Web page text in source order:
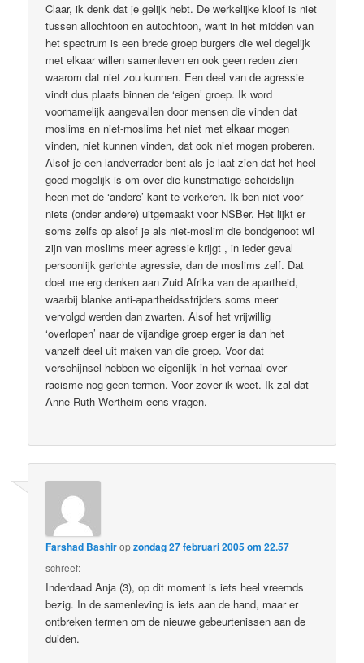
Claar, ik denk dat je gelijk hebt. De werkelijke kloof is niet
tussen allochtoon en autochtoon, want in het midden van
het spectrum is een brede groep burgers die wel degelijk
met elkaar willen samenleven en ook geen reden zien
waarom dat niet zou kunnen. Een deel van de agressie
vindt dus plaats binnen de ‘eigen’ groep. Ik word
voornamelijk aangevallen door mensen die vinden dat
moslims en niet-moslims het niet met elkaar mogen
vinden, niet kunnen vinden, dat ook niet mogen proberen.
Alsof je een landverrader bent als je laat zien dat het heel
goed mogelijk is om over die kunstmatige scheidslijn
heen met de ‘andere’ kant te verkeren. Ik ben niet voor
niets (onder andere) uitgemaakt voor NSBer. Het lijkt er
soms zelfs op alsof je als niet-moslim die bondgenoot wil
zijn van moslims meer agressie krijgt , in ieder geval
persoonlijk gerichte agressie, dan de moslims zelf. Dat
doet me erg denken aan Zuid Afrika van de apartheid,
waarbij blanke anti-apartheidsstrijders soms meer
vervolgd werden dan zwarten. Alsof het vrijwillig
‘overlopen’ naar de vijandige groep erger is dan het
vanzelf deel uit maken van die groep. Voor dat
verschijnsel hebben we eigenlijk in het verhaal over
racisme nog geen termen. Voor zover ik weet. Ik zal dat
Anne-Ruth Wertheim eens vragen.
Farshad Bashiropzondag 27 februari 2005 om 22.57
schreef:
Inderdaad Anja (3), op dit moment is iets heel vreemds
bezig. In de samenleving is iets aan de hand, maar er
ontbreken termen om de nieuwe gebeurtenissen aan de
duiden.